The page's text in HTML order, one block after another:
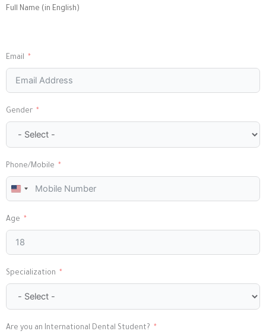
Full Name (in English)
Email
Gender
Phone/Mobile
United
+1
Age
Specialization
Are you an International Dental Student?